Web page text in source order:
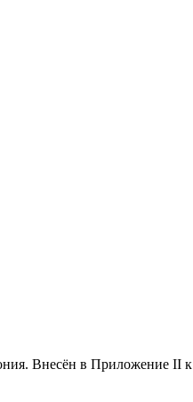
Внесён в Приложение II к